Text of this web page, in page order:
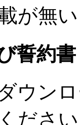
が無
誓約書
ウン
ださ